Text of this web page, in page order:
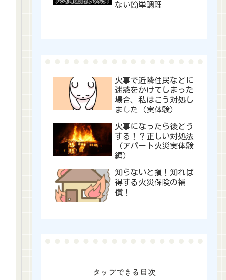
ない簡単調理
火事で近隣住民などに
迷惑をかけてしまった
場合、私はこう対処し
ました（実体験）
火事になったら後どう
する！？正しい対処法
（アパート火災実体験
編）
知らないと損！知れば
得する火災保険の補
償！
タップできる目次